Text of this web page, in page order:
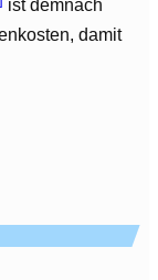
ist demnach
damit